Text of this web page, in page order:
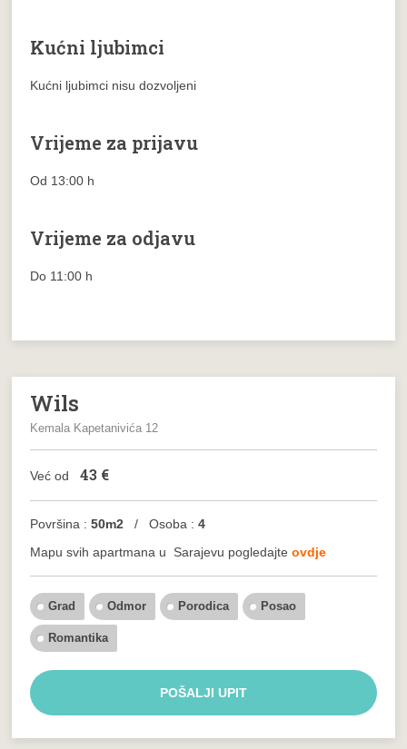
Kućni ljubimci
Kućni ljubimci nisu dozvoljeni
Vrijeme za prijavu
Od 13:00 h
Vrijeme za odjavu
Do 11:00 h
Wils
Kemala Kapetanivića 12
Već od 43 €
Površina :50m2 / Osoba :4
Mapu svih apartmana u Sarajevu pogledajteovdje
Grad Odmor Porodica Posao
Romantika
POŠALJI UPIT